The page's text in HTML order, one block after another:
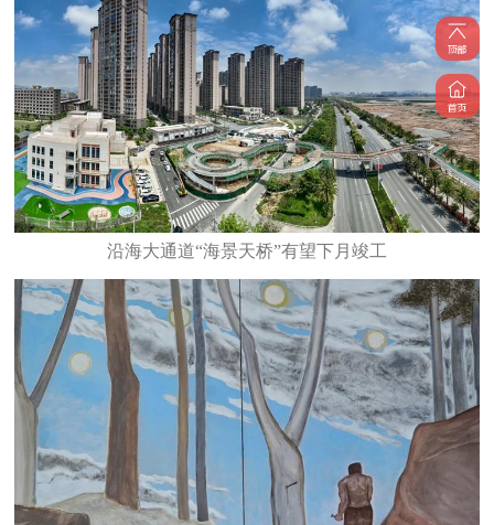
沿海大通道“海景天桥”有望下月竣工